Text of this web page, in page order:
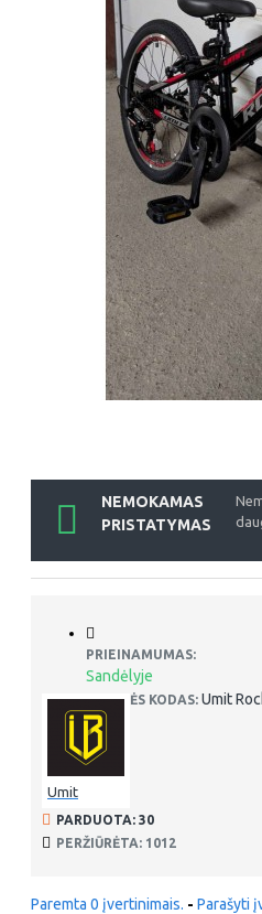
NEMOKAMAS
PRISTATYMAS
PRIEINAMUMAS:
Sandėlyje
PREKĖS KODAS: Umit
Umit
PARDUOTA: 30
PERŽIŪRĖTA: 1012
Paremta 0 įvertinimais. - Parašyti